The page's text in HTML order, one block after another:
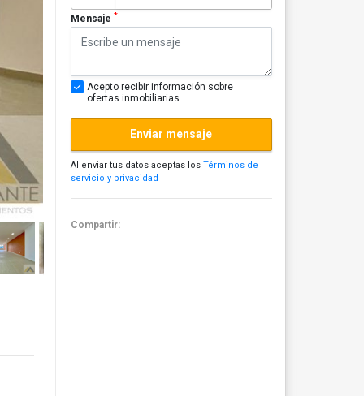
Mensaje *
Acepto recibir información sobre
ofertas inmobiliarias
Enviar mensaje
Al enviar tus datos aceptas los Términos de
servicio y privacidad
Compartir: